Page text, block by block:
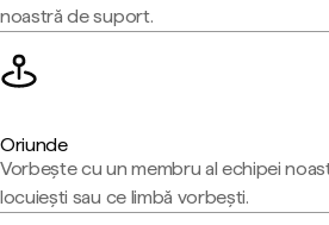
noastră de suport.
Oriunde
Vorbește cu un membru al echipei
locuiești sau ce limbă vorbești.